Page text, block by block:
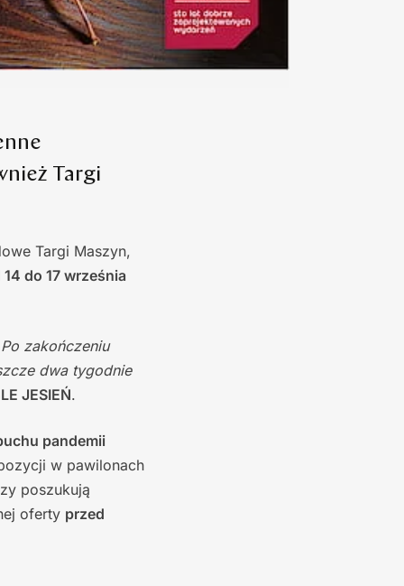
Targi
Targi Maszyn,
14 do 17 września
zakończeniu
dwa tygodnie
JESIEŃ.
pandemii
w pawilonach
poszukują
oferty przed